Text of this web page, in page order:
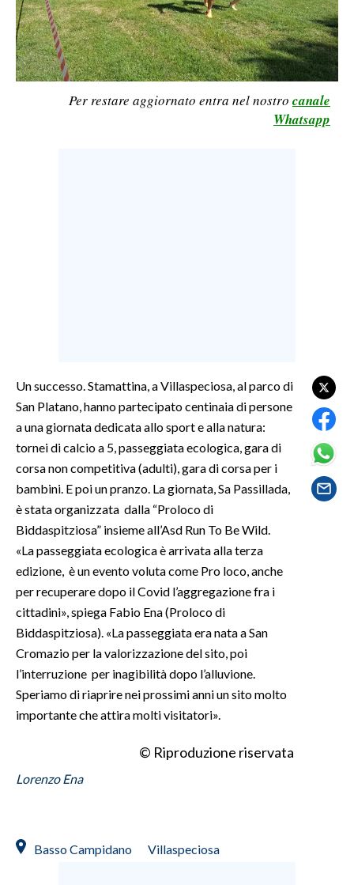
ECONOMIA
SERVIZI ALLE IMPRESE
LAVORO
SPETTACOLI
GOSSIP
SALUTE
SARDEGNA TURISMO
SARDI NEL MONDO
NOTIZIE
EVENTI
#CARAUNIONE
3 MINUTI CON
ANNUNCI
Per restare aggiornato entra nel nostro canale
Whatsapp
Un successo. Stamattina, a Villaspeciosa, al parco di
San Platano, hanno partecipato centinaia di persone
a una giornata dedicata allo sport e alla natura:
tornei di calcio a 5, passeggiata ecologica, gara di
corsa non competitiva (adulti), gara di corsa per i
bambini. E poi un pranzo. La giornata, Sa Passillada,
è stata organizzata dalla “Proloco di
Biddaspitziosa” insieme all’Asd Run To Be Wild.
«La passeggiata ecologica è arrivata alla terza
edizione, è un evento voluta come Pro loco, anche
per recuperare dopo il Covid l’aggregazione fra i
cittadini», spiega Fabio Ena (Proloco di
Biddaspitziosa). «La passeggiata era nata a San
Cromazio per la valorizzazione del sito, poi
l’interruzione per inagibilità dopo l’alluvione.
Speriamo di riaprire nei prossimi anni un sito molto
importante che attira molti visitatori».
© Riproduzione riservata
Lorenzo Ena
Basso Campidano Villaspeciosa